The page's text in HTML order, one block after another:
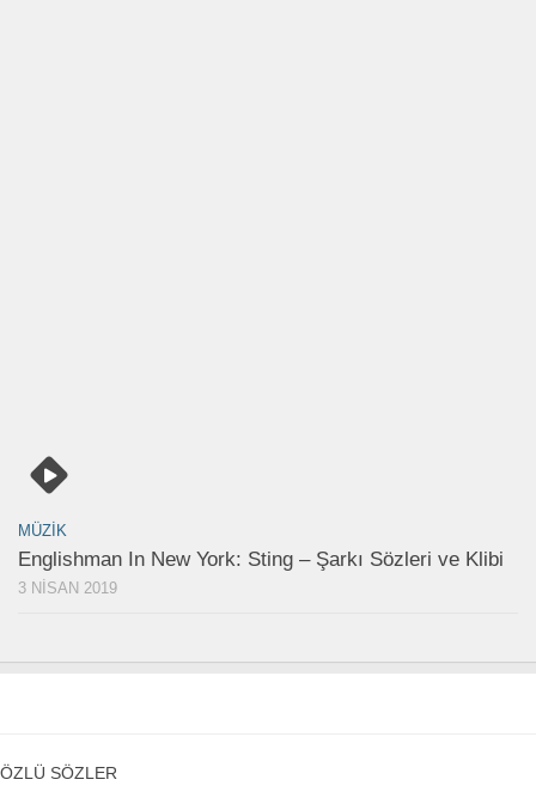
MÜZIK
Englishman In New York: Sting – Şarkı Sözleri ve Klibi
3 NISAN 2019
ÖZLÜ SÖZLER